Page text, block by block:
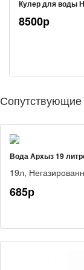
Кулер для воды
8500р
Вода Архыз 19
19л,
685р